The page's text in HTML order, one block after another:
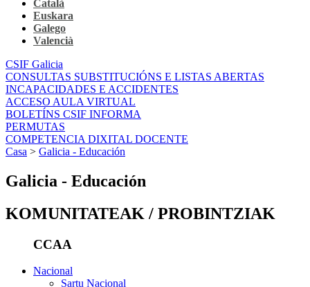
Català
Euskara
Galego
Valencià
CSIF Galicia
CONSULTAS SUBSTITUCIÓNS E LISTAS ABERTAS
INCAPACIDADES E ACCIDENTES
ACCESO AULA VIRTUAL
BOLETÍNS CSIF INFORMA
PERMUTAS
COMPETENCIA DIXITAL DOCENTE
Casa > Galicia - Educación
Galicia - Educación
KOMUNITATEAK / PROBINTZIAK
CCAA
Nacional
Sartu Nacional